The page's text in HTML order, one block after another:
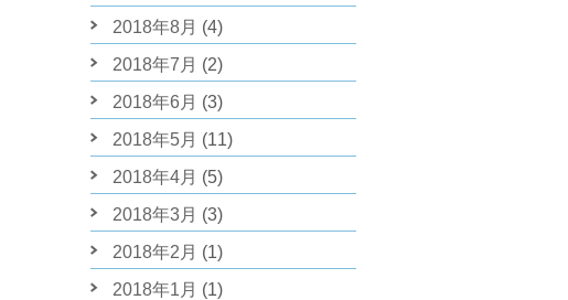
2018年8月 (4)
2018年7月 (2)
2018年6月 (3)
2018年5月 (11)
2018年4月 (5)
2018年3月 (3)
2018年2月 (1)
2018年1月 (1)